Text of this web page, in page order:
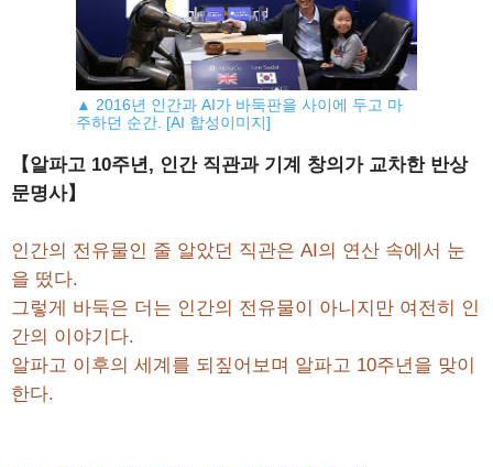
▲ 2016년 인간과 AI가 바둑판을 사이에 두고 마
주하던 순간. [AI 합성이미지]
【알파고 10주년, 인간 직관과 기계 창의가 교차한 반상
문명사】
인간의 전유물인 줄 알았던 직관은 AI의 연산 속에서 눈
을 떴다.
그렇게 바둑은 더는 인간의 전유물이 아니지만 여전히 인
간의 이야기다.
알파고 이후의 세계를 되짚어보며 알파고 10주년을 맞이
한다.